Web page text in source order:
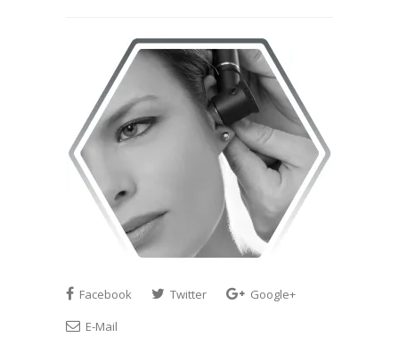
Facebook Twitter
Google+
E-Mail